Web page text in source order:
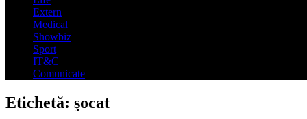
Extern
Medical
Showbiz
Sport
IT&C
Comunicate
Etichetă: şocat